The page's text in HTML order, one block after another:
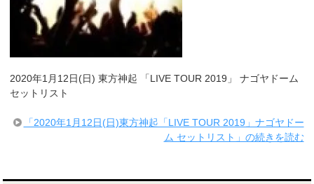
2020年1月12日(日) 東方神起 「LIVE TOUR 2019」 ナゴヤドーム
セットリスト
「2020年1月12日(日)東方神起「LIVE TOUR 2019」ナゴヤドー
ム セットリスト」の続きを読む